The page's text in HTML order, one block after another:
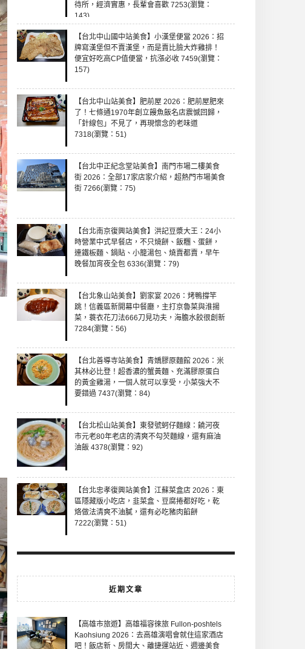
待所，經濟實惠，長輩會喜歡 7253(瀏覽：
143)
【台北中山國中站美食】小漢堡便當 2026：招
牌寫漢堡但不賣漢堡，而是賣比臉大炸雞排！
便宜好吃高CP值便當，抗漲必收 7459(瀏覽：
157)
【台北中山站美食】肥前屋 2026：肥前屋肥來
了！七條通1970年創立饅魚飯名店震憾回歸，
「針線包」不見了，再現懷念的老味道
7318(瀏覽：51)
【台北中正紀念堂站美食】南門市場二樓美食
街 2026：全部17家店家介紹，超熱門市場美食
街 7266(瀏覽：75)
【台北南京復興站美食】洪記豆漿大王：24小
時營業中式早餐店，不只燒餅、飯糰、蛋餅，
連鐵板麵、鍋貼、小籠湯包、燒賣都賣，早午
晚餐加宵夜全包 6336(瀏覽：79)
【台北象山站美食】劉家宴 2026：烤鴨撐竿
跳！信義區新開幕中餐廳，主打京魯菜與淮揚
菜，蓑衣花刀法666刀見功夫，海膽水餃很創新
7284(瀏覽：56)
【台北善導寺站美食】青嬌膠原麵館 2026：米
其林必比登！超香濃的蟹黃麵、充滿膠原蛋白
的黃金雞湯，一個人就可以享受，小菜強大不
要錯過 7437(瀏覽：84)
【台北松山站美食】東發號蚵仔麵線：饒河夜
市元老80年老店的清爽不勾芡麵線，還有麻油
油飯 4378(瀏覽：92)
【台北忠孝復興站美食】江蘇菜盒店 2026：東
區隱藏版小吃店，韭菜盒、豆腐捲都好吃，乾
烙做法清爽不油膩，還有必吃豬肉餡餅
7222(瀏覽：51)
近期文章
【高雄市旅遊】高雄福容徠旅 Fullon-poshtels
Kaohsiung 2026：去高雄演唱會就住這家酒店
吧！飯店新、房間大、離捷運站近、週邊美食